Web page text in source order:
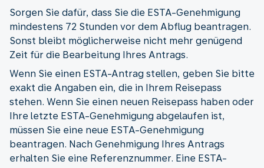
Sorgen Sie dafür, dass Sie die ESTA-Genehmigung
mindestens 72 Stunden vor dem Abflug beantragen.
Sonst bleibt möglicherweise nicht mehr genügend
Zeit für die Bearbeitung Ihres Antrags.
Wenn Sie einen ESTA-Antrag stellen, geben Sie bitte
exakt die Angaben ein, die in Ihrem Reisepass
stehen. Wenn Sie einen neuen Reisepass haben oder
Ihre letzte ESTA-Genehmigung abgelaufen ist,
müssen Sie eine neue ESTA-Genehmigung
beantragen. Nach Genehmigung Ihres Antrags
erhalten Sie eine Referenznummer. Eine ESTA-